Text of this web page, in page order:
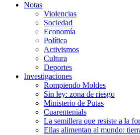
Notas
Violencias
Sociedad
Economía
Política
Activismos
Cultura
Deportes
Investigaciones
Rompiendo Moldes
Sin ley: zona de riesgo
Ministerio de Putas
Cuarentenials
La semillera que resiste a la
Ellas alimentan al mundo: